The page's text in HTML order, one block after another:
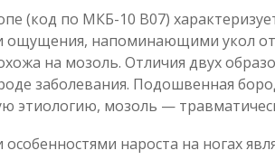
(код по МКБ-10 В07)
ощущения, напоминающими укол
на мозоль. Отличия двух
заболевания. Подошвенная
этиологию, мозоль —
нароста на ногах